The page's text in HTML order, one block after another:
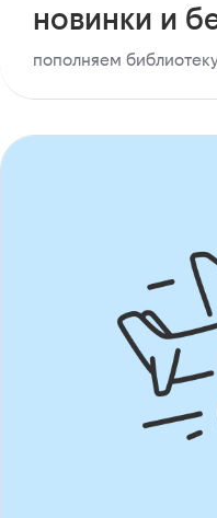
новинки и
пополняем